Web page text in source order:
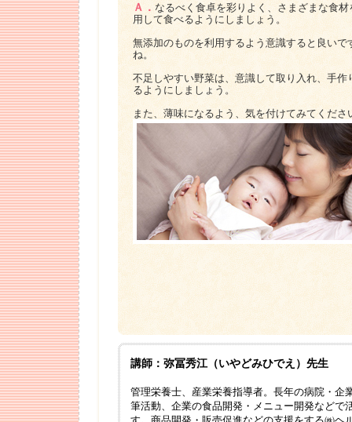
Ａ． なるべく食卓を彩りよく、さまざまな食材
用して食べるようにしましょう。
無添加のものを利用するよう意識すると良いで
ね。
不足しやすい野菜は、意識して取り入れ、手作
るようにしましょう。
また、薄味になるよう、気を付けてみてくださ
講師：弥冨秀江（いやどみひでえ）先生
管理栄養士、産業栄養指導者。長年の病院・企
筆活動、企業の食品開発・メニュー開発などで